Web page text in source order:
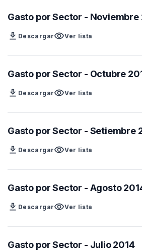
Gasto por Sector - Noviembre
download DescargarvisibilityVer lista
Gasto por Sector - Octubre
download DescargarvisibilityVer lista
Gasto por Sector - Setiembre
download DescargarvisibilityVer lista
Gasto por Sector - Agosto
download DescargarvisibilityVer lista
Gasto por Sector - Julio 2014